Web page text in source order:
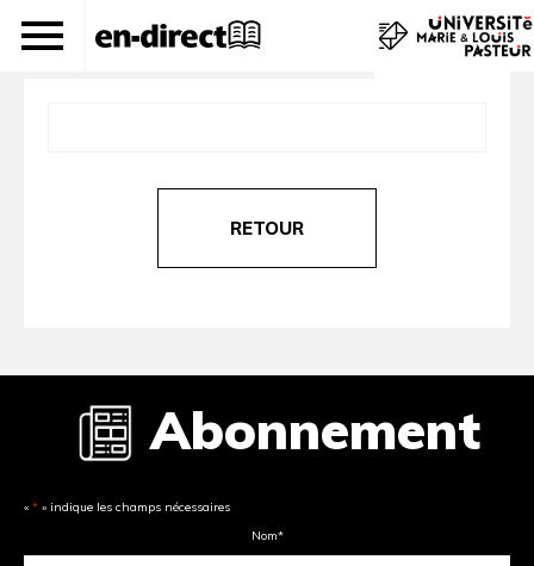
journal 228
RETOUR
Abonnement
« * » indique les champs nécessaires
Nom*